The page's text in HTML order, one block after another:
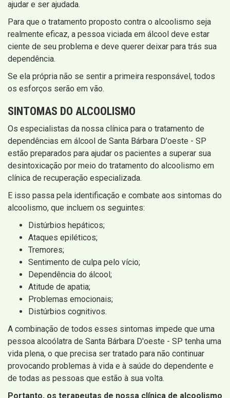
ajudar e ser ajudada.
Para que o tratamento proposto contra o alcoolismo seja
realmente eficaz, a pessoa viciada em álcool deve estar
ciente de seu problema e deve querer deixar para trás sua
dependência.
Se ela própria não se sentir a primeira responsável, todos
os esforços serão em vão.
SINTOMAS DO ALCOOLISMO
Os especialistas da nossa clínica para o tratamento de
dependências em álcool de Santa Bárbara D'oeste - SP
estão preparados para ajudar os pacientes a superar sua
desintoxicação por meio do tratamento do alcoolismo em
clínica de recuperação especializada.
E isso passa pela identificação e combate aos sintomas do
alcoolismo, que incluem os seguintes:
Distúrbios hepáticos;
Ataques epiléticos;
Tremores;
Sentimento de culpa pelo vício;
Dependência do álcool;
Atitude de apatia;
Problemas emocionais;
Distúrbios cognitivos.
A combinação de todos esses sintomas impede que uma
pessoa alcoólatra de Santa Bárbara D'oeste - SP tenha uma
vida plena, o que precisa ser tratado para não continuar
provocando problemas à vida e à saúde do dependente e
de todas as pessoas que estão à sua volta.
Portanto, os terapeutas de nossa clínica de alcoolismo